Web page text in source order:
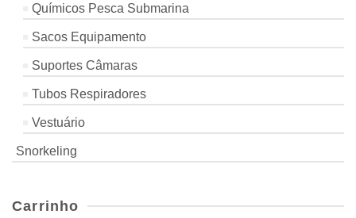
Químicos Pesca Submarina
Sacos Equipamento
Suportes Câmaras
Tubos Respiradores
Vestuário
Snorkeling
Carrinho